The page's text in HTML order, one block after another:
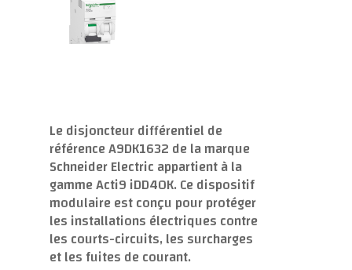
Le disjoncteur différentiel de
référence A9DK1632 de la marque
Schneider Electric appartient à la
gamme Acti9 iDD40K. Ce dispositif
modulaire est conçu pour protéger
les installations électriques contre
les courts-circuits, les surcharges
et les fuites de courant.